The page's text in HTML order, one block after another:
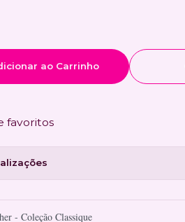
ao Carrinho
favoritos
- Coleção Classique